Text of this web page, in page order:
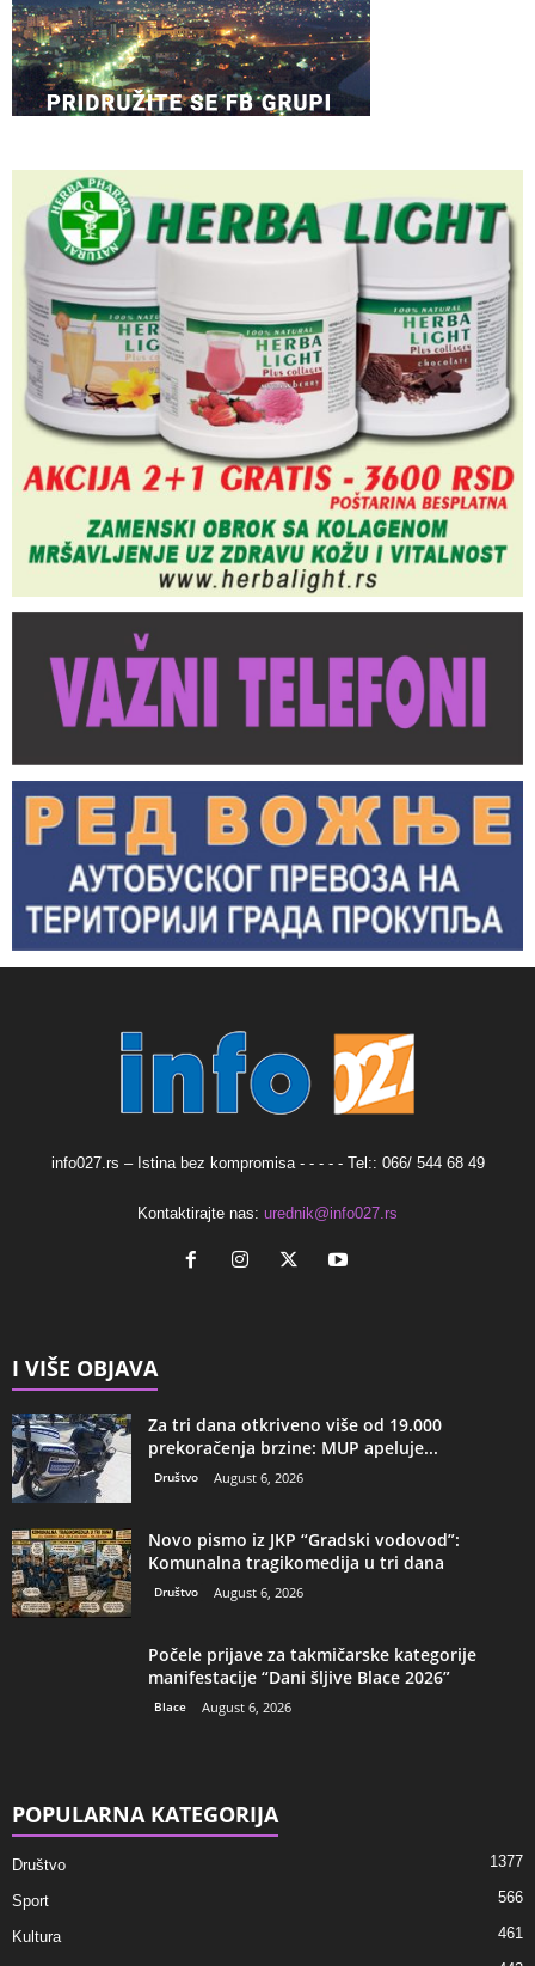
info027.rs – Istina bez kompromisa - - - - - Tel:: 066/ 544 68 49
Kontaktirajte nas: urednik@info027.rs
I VIŠE OBJAVA
Za tri dana otkriveno više od 19.000
prekoračenja brzine: MUP apeluje...
Društvo August 6, 2026
Novo pismo iz JKP “Gradski vodovod”:
Komunalna tragikomedija u tri dana
Društvo August 6, 2026
Počele prijave za takmičarske kategorije
manifestacije “Dani šljive Blace 2026”
Blace August 6, 2026
POPULARNA KATEGORIJA
Društvo 1377
Sport 566
Kultura 461